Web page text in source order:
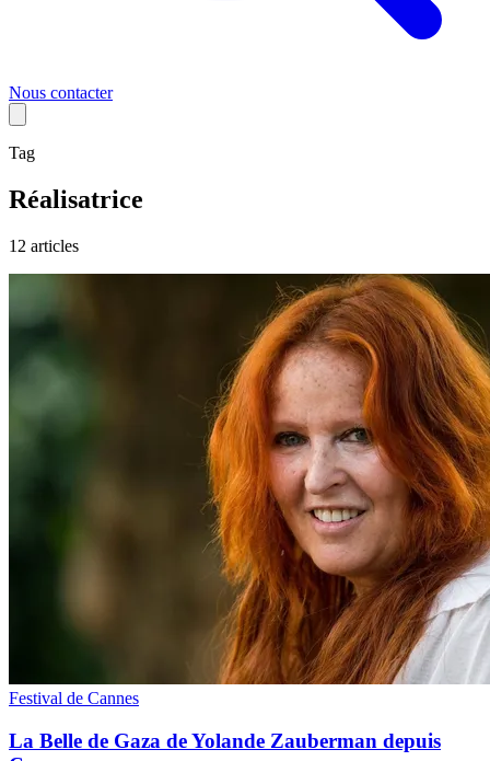
Nous contacter
Tag
Réalisatrice
12 articles
Festival de Cannes
La Belle de Gaza de Yolande Zauberman depuis